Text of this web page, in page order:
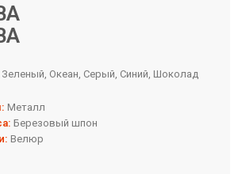
Зеленый, Океан, Серый, Синий, Шоколад
Металл
Березовый шпон
Велюр